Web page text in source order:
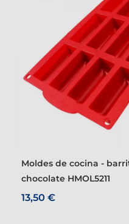
Moldes de cocina - barritas de
chocolate HMOL5211
13,50 €